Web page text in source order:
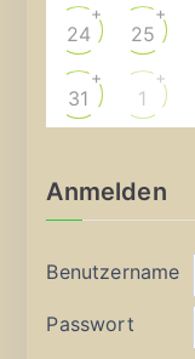
24
+
25
+
31
+
1
+
Anmelden
Benutzername
Passwort